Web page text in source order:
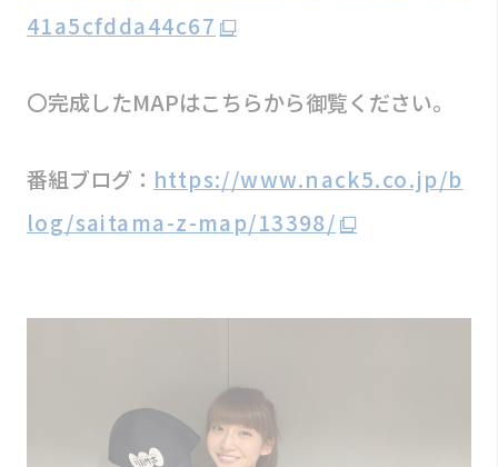
41a5cfdda44c67
〇完成したMAPはこちらから御覧ください。
番組ブログ： https://www.nack5.co.jp/b
log/saitama-z-map/13398/